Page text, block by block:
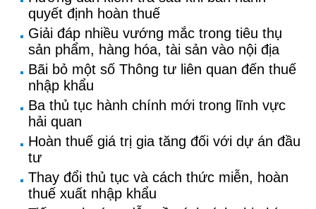
quyết định hoàn thuế
Giải đáp nhiều vướng mắc trong tiêu thụ
sản phẩm, hàng hóa, tài sản vào nội địa
Bãi bỏ một số Thông tư liên quan đến thuế
nhập khẩu
Ba thủ tục hành chính mới trong lĩnh vực
hải quan
Hoàn thuế giá trị gia tăng đối với dự án đầu
tư
Thay đổi thủ tục và cách thức miễn, hoàn
thuế xuất nhập khẩu